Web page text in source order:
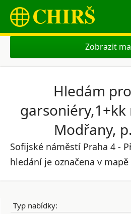
Zobrazit
Hledám
garsoniéry,1+kk
Modřany,
Sofijské náměstí Praha 4 -
hledání je označena v mapě
Typ nabídky: